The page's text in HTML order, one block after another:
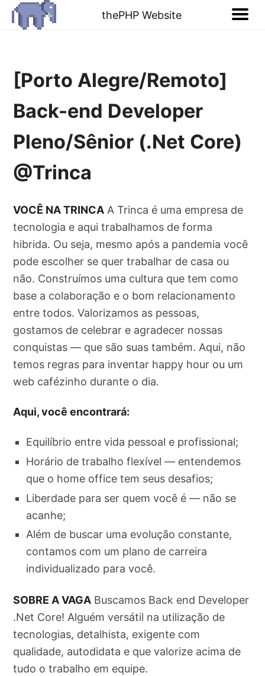
thePHP Website
[Porto Alegre/Remoto]
Back-end Developer
Pleno/Sênior (.Net Core)
@Trinca
VOCÊ NA TRINCA A Trinca é uma empresa de
tecnologia e aqui trabalhamos de forma
hibrida. Ou seja, mesmo após a pandemia você
pode escolher se quer trabalhar de casa ou
não. Construímos uma cultura que tem como
base a colaboração e o bom relacionamento
entre todos. Valorizamos as pessoas,
gostamos de celebrar e agradecer nossas
conquistas — que são suas também. Aqui, não
temos regras para inventar happy hour ou um
web cafézinho durante o dia.
Aqui, você encontrará:
Equilíbrio entre vida pessoal e profissional;
Horário de trabalho flexível — entendemos
que o home office tem seus desafios;
Liberdade para ser quem você é — não se
acanhe;
Além de buscar uma evolução constante,
contamos com um plano de carreira
individualizado para você.
SOBRE A VAGA Buscamos Back end Developer
.Net Core! Alguém versátil na utilização de
tecnologias, detalhista, exigente com
qualidade, autodidata e que valorize acima de
tudo o trabalho em equipe.